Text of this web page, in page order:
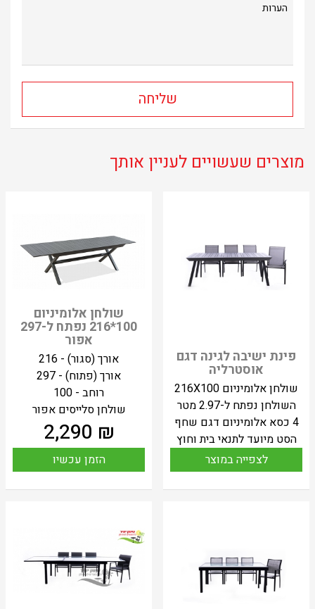
מוצרים שעשויים לעניין אותך
פינת ישיבה לגינה דגם
אוסטרליה
שולחן אלומיניום 216X100
השולחן נפתח ל-2.97 מטר
4 כסא אלומיניום דגם שחף
הסט מיועד לתנאי בית וחוץ
לצפייה במוצר
שולחן אלומיניום
100*216 נפתח ל-297
אפור
אורך (סגור) - 216
אורך (פתוח) - 297
רוחב - 100
שולחן סלייסים אפור
₪
2,290
הזמן עכשיו